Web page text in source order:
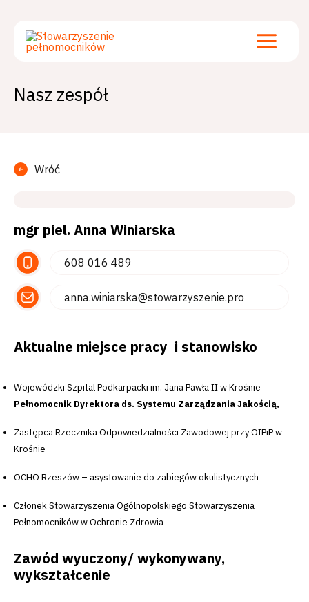
treści
Menu
Nasz zespół
Wróć
mgr piel. Anna Winiarska
608 016 489
anna.winiarska@stowarzyszenie.pro
Aktualne miejsce pracy i stanowisko
Wojewódzki Szpital Podkarpacki im. Jana Pawła II w Krośnie
Pełnomocnik Dyrektora ds. Systemu Zarządzania Jakością,
Zastępca Rzecznika Odpowiedzialności Zawodowej przy OIPiP w
Krośnie
OCHO Rzeszów – asystowanie do zabiegów okulistycznych
Członek Stowarzyszenia Ogólnopolskiego Stowarzyszenia
Pełnomocników w Ochronie Zdrowia
Zawód wyuczony/ wykonywany,
wykształcenie